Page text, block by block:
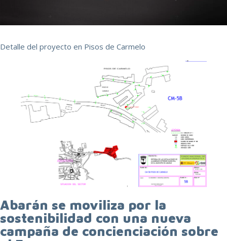
Detalle del proyecto en Pisos de Carmelo
Abarán se moviliza por la
sostenibilidad con una nueva
campaña de concienciación sobre